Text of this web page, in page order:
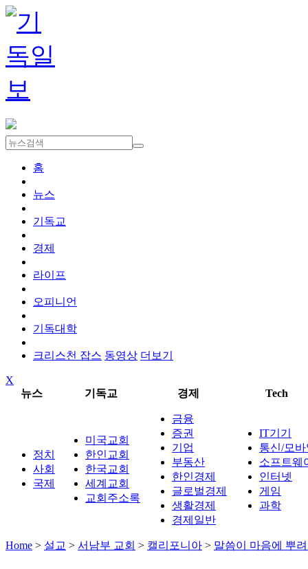
홈
뉴스
기독교
경제
라이프
오피니언
기독대학
크리스천 잡스 동영상 더보기
X
뉴스
기독교 경제 Tech
정치
사회
국제
미국교회
한인교회
한국교회
세계교회
교회주소록
금융
증권
기업
부동산
한인경제
글로벌경제
생활경제
경제일반
IT기기
통신/모
소프트웨
인터넷
게임
과학
Home > 설교 > 서남부 교회 > 캘리포니아 > 말씀이 마음에